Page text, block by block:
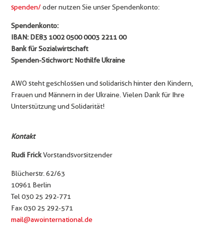
spenden/ oder nutzen Sie unser Spendenkonto:
Spendenkonto:
IBAN: DE83 1002 0500 0003 2211 00
Bank für Sozialwirtschaft
Spenden-Stichwort: Nothilfe Ukraine
AWO steht geschlossen und solidarisch hinter den Kindern,
Frauen und Männern in der Ukraine. Vielen Dank für Ihre
Unterstützung und Solidarität!
Kontakt
Rudi FrickVorstandsvorsitzender
Blücherstr. 62/63
10961 Berlin
Tel 030 25 292-771
Fax 030 25 292-571
mail@awointernational.de